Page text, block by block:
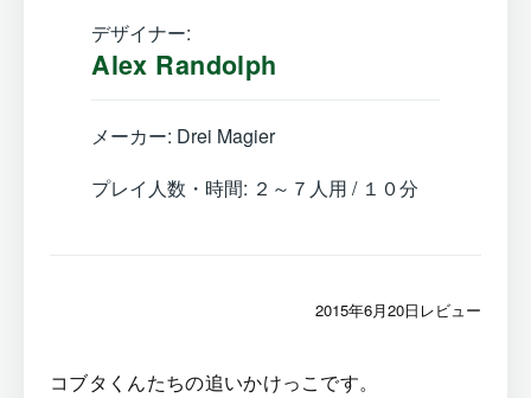
デザイナー:
Alex Randolph
メーカー: Drei Magier
プレイ人数・時間: ２～７人用 / １０分
2015年6月20日レビュー
コブタくんたちの追いかけっこです。